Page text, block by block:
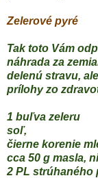
Zelerové pyré
Tak toto Vám
náhrada za
delenú stravu,
prílohy zo
1 buľva zeleru
soľ,
čierne korenie
cca 50 g masla,
2 PL strúhaného